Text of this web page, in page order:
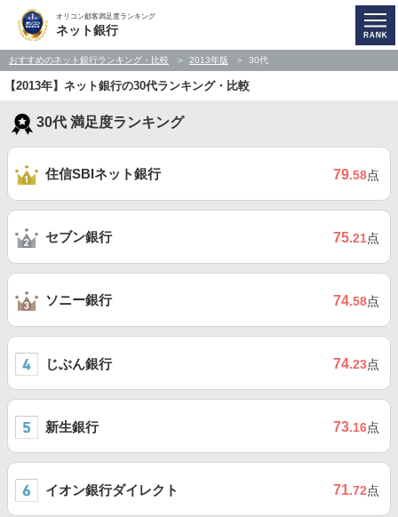
オリコン顧客満足度ランキング
ネット銀行
おすすめのネット銀行ランキング・比較 2013年版 30代
【2013年】ネット銀行の30代ランキング・比較
30代 満足度ランキング
住信SBIネット銀行 79.58点
セブン銀行 75.21点
ソニー銀行 74.58点
じぶん銀行 74.23点
新生銀行 73.16点
イオン銀行ダイレクト 71.72点